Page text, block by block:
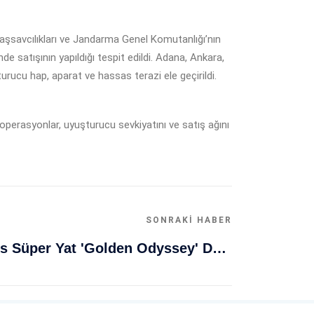
ve Jandarma Genel Komutanlığı’nın
yapıldığı tespit edildi. Adana, Ankara,
hap, aparat ve hassas terazi ele geçirildi.
uyuşturucu sevkiyatını ve satış ağını
SONRAKI HABER
Muğla Bodrum'da Lüks Süper Yat 'Golden Odyssey' Demirledi